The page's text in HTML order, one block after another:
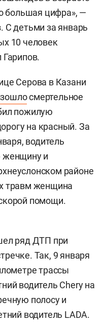
большая цифра», —
С детьми за январь
10 человек
Гарипов.
Серова в Казани
смертельное
пожилую
на красный. За
водитель
и
районе
травм женщина
помощи.
ряд ДТП при
Так, 9 января
трассы
водитель Chery на
полосу и
водитель LADA.